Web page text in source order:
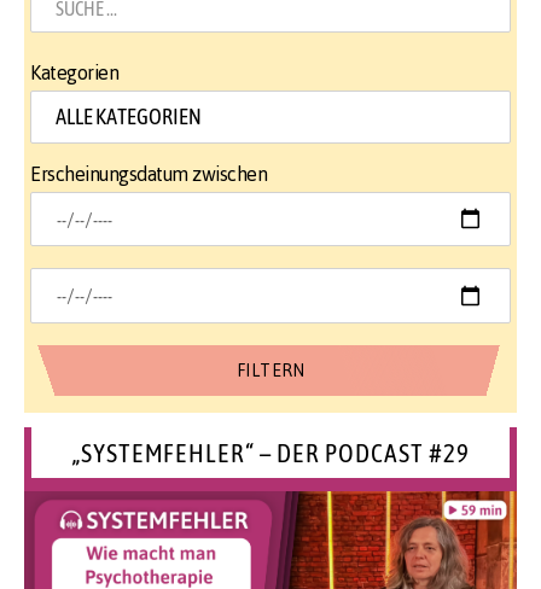
Kategorien
Erscheinungsdatum zwischen
„SYSTEMFEHLER“ – DER PODCAST #29